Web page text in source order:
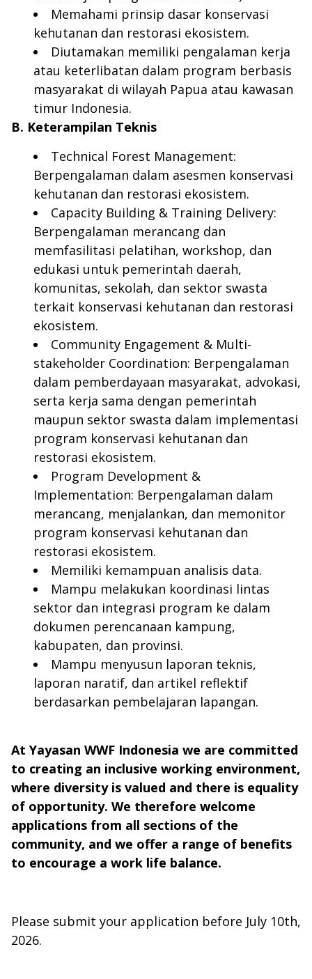
Memahami prinsip dasar konservasi
kehutanan dan restorasi ekosistem.
Diutamakan memiliki pengalaman kerja
atau keterlibatan dalam program berbasis
masyarakat di wilayah Papua atau kawasan
timur Indonesia.
B. Keterampilan Teknis
Technical Forest Management:
Berpengalaman dalam asesmen konservasi
kehutanan dan restorasi ekosistem.
Capacity Building & Training Delivery:
Berpengalaman merancang dan
memfasilitasi pelatihan, workshop, dan
edukasi untuk pemerintah daerah,
komunitas, sekolah, dan sektor swasta
terkait konservasi kehutanan dan restorasi
ekosistem.
Community Engagement & Multi-
stakeholder Coordination: Berpengalaman
dalam pemberdayaan masyarakat, advokasi,
serta kerja sama dengan pemerintah
maupun sektor swasta dalam implementasi
program konservasi kehutanan dan
restorasi ekosistem.
Program Development &
Implementation: Berpengalaman dalam
merancang, menjalankan, dan memonitor
program konservasi kehutanan dan
restorasi ekosistem.
Memiliki kemampuan analisis data.
Mampu melakukan koordinasi lintas
sektor dan integrasi program ke dalam
dokumen perencanaan kampung,
kabupaten, dan provinsi.
Mampu menyusun laporan teknis,
laporan naratif, dan artikel reflektif
berdasarkan pembelajaran lapangan.
At Yayasan WWF Indonesia we are committed
to creating an inclusive working environment,
where diversity is valued and there is equality
of opportunity. We therefore welcome
applications from all sections of the
community, and we offer a range of benefits
to encourage a work life balance.
Please submit your application before July 10th,
2026.